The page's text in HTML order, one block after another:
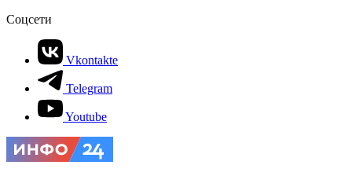
Соцсети
Vkontakte
Telegram
Youtube